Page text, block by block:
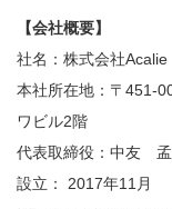
【会社概要】
社名：株式会社Acalie
本社所在地：〒451-
ワビル2階
代表取締役：中友
設立： 2017年11月